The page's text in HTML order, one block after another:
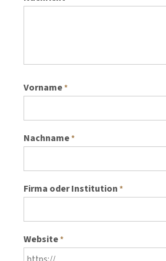
Vorname*
Nachname*
Firma oder Institution *
Website*